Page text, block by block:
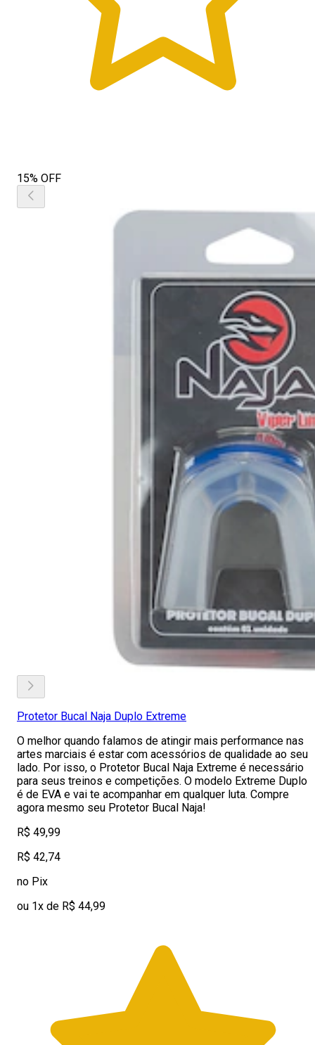
15% OFF
Protetor Bucal Naja Duplo Extreme
O melhor quando falamos de atingir mais performance nas
artes marciais é estar com acessórios de qualidade ao seu
lado. Por isso, o Protetor Bucal Naja Extreme é necessário
para seus treinos e competições. O modelo Extreme Duplo
é de EVA e vai te acompanhar em qualquer luta. Compre
agora mesmo seu Protetor Bucal Naja!
R$ 49,99
R$ 42,74
no Pix
ou 1x de R$ 44,99